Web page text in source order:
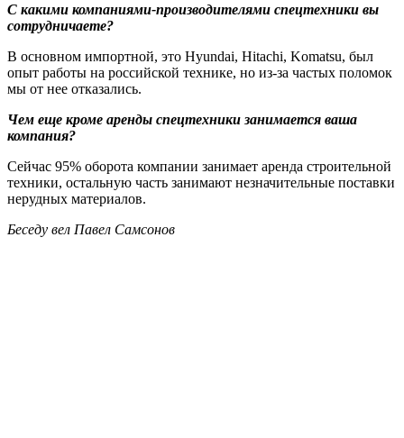
С какими компаниями-производителями спецтехники вы
сотрудничаете?
В основном импортной, это Hyundai, Hitachi, Komatsu, был
опыт работы на российской технике, но из-за частых поломок
мы от нее отказались.
Чем еще кроме аренды спецтехники занимается ваша
компания?
Сейчас 95% оборота компании занимает аренда строительной
техники, остальную часть занимают незначительные поставки
нерудных материалов.
Беседу вел Павел Самсонов